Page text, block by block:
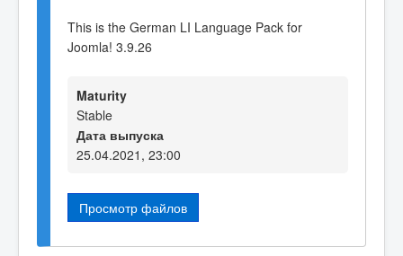
This is the German LI Language Pack for
Joomla! 3.9.26
Maturity
Stable
Дата выпуска
25.04.2021, 23:00
Просмотр файлов